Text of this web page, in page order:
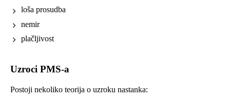
loša prosudba
nemir
plačljivost
Uzroci PMS-a
Postoji nekoliko teorija o uzroku nastanka: